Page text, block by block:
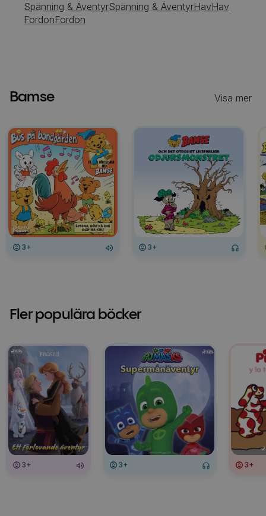
Spänning & ÄventyrSpänning & ÄventyrHavHav
FordonFordon
Bamse Visa mer
3+ 3+
Fler populära böcker
3+ 3+ 3+